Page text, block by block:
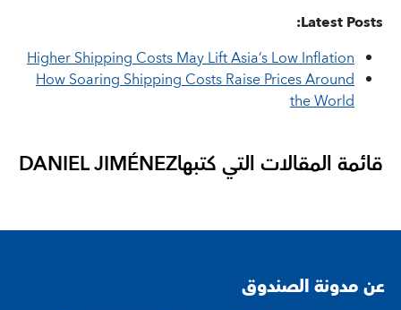
Latest Posts:
Higher Shipping Costs May Lift Asia’s Low Inflation
How Soaring Shipping Costs Raise Prices Around
the World
قائمة المقالات التي كتبهاDANIEL JIMÉNEZ
عن مدونة الصندوق